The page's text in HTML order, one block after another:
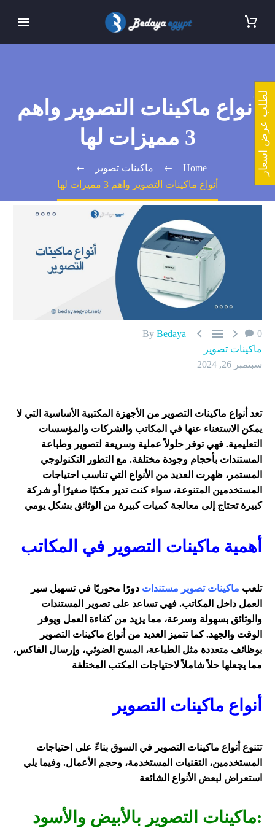
أنواع ماكينات التصوير واهم
3 مميزات لها
Home
ماكينات تصوير
أنواع ماكينات التصوير واهم 3 مميزات لها
0
  
By Bedaya
ماكينات تصوير
سبتمبر 26, 2024
تعد أنواع ماكينات التصوير من الأجهزة المكتبية الأساسية التي لا
يمكن الاستغناء عنها في المكاتب والشركات والمؤسسات
التعليمية. فهي توفر حلولاً عملية وسريعة لتصوير وطباعة
المستندات بأحجام وجودة مختلفة. مع التطور التكنولوجي
المستمر، ظهرت العديد من الأنواع التي تناسب احتياجات
المستخدمين المتنوعة، سواء كنت تدير مكتبًا صغيرًا أو شركة
كبيرة تحتاج إلى معالجة كميات كبيرة من الوثائق بشكل يومي
أهمية ماكينات التصوير في المكاتب
تلعب ماكينات تصوير مستندات دورًا محوريًا في تسهيل سير
العمل داخل المكاتب. فهي تساعد على تصوير المستندات
والوثائق بسهولة وسرعة، مما يزيد من كفاءة العمل ويوفر
الوقت والجهد. كما تتميز العديد من أنواع ماكينات التصوير
بوظائف متعددة مثل الطباعة، المسح الضوئي، وإرسال الفاكس،
مما يجعلها حلاً شاملاً لاحتياجات المكتب المختلفة
أنواع ماكينات التصوير
تتنوع أنواع ماكينات التصوير في السوق بناءً على احتياجات
المستخدمين، التقنيات المستخدمة، وحجم الأعمال. وفيما يلي
استعراض لبعض الأنواع الشائعة
:ماكينات التصوير بالأبيض والأسود
لطلب عرض اسعار